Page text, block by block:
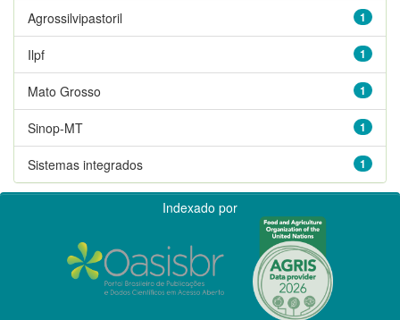
1
Agrossilvipastoril
1
Ilpf
1
Mato Grosso
1
Sinop-MT
1
Sistemas integrados
Indexado por